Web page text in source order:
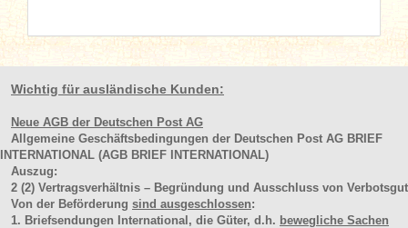
Wichtig für ausländische Kunden:
Neue AGB der Deutschen Post AG
Allgemeine Geschäftsbedingungen der Deutschen Post AG BRIEF
INTERNATIONAL (AGB BRIEF INTERNATIONAL)
Auszug:
2 (2) Vertragsverhältnis – Begründung und Ausschluss von Verbotsgut
Von der Beförderung sind ausgeschlossen:
1. Briefsendungen International, die Güter, d.h. bewegliche Sachen